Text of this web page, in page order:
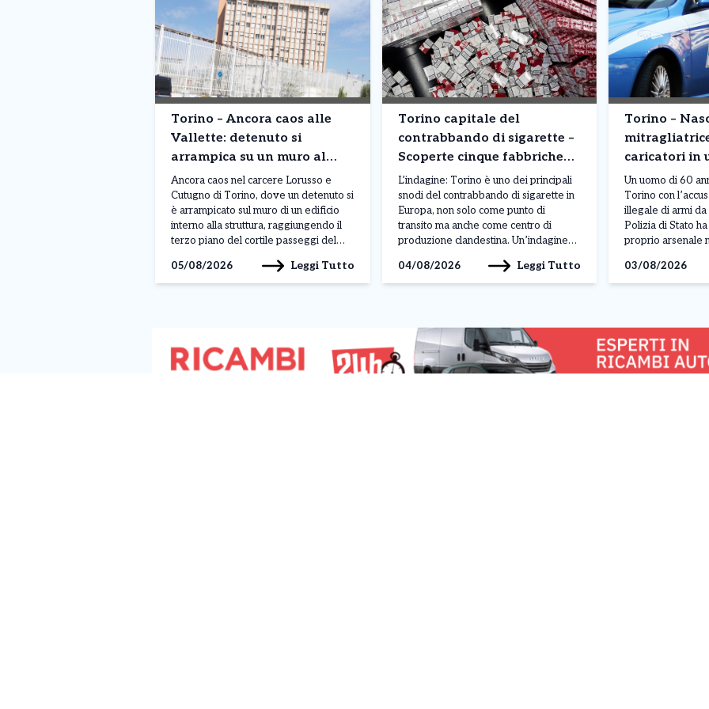
Torino – Ancora caos alle
Vallette: detenuto si
arrampica su un muro al
terzo piano. Situazione fuori
controllo
Ancora caos nel carcere Lorusso e
Cutugno di Torino, dove un detenuto si
è arrampicato sul muro di un edificio
interno alla struttura, raggiungendo il
terzo piano del cortile passeggi del
mattinata di lunedì 3 agosto, sarebbe
legato a una protesta, anche se al
05/08/2026 Leggi Tutto
Torino capitale del
contrabbando di sigarette –
Scoperte cinque fabbriche
clandestine: milioni di
pacchetti prodotti
L’indagine: Torino è uno dei principali
snodi del contrabbando di sigarette in
Europa, non solo come punto di
transito ma anche come centro di
produzione clandestina. Un’indagine
Finanza ha portato alla scoperta di
cinque fabbriche illegali e due depositi
denominata […]
04/08/2026 Leggi Tutto
Torino –
caricatori in
corso
Un uomo di 60
Torino con
illegale di armi
Polizia di Stato
proprio arsenale
Moncalieri.
nell’ambito di
03/08/2026